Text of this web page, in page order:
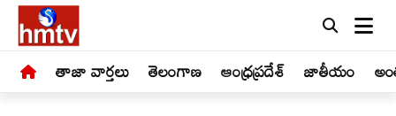
తాజా వార్తలు తెలంగాణ ఆంధ్రప్రదేశ్ జాతీయం